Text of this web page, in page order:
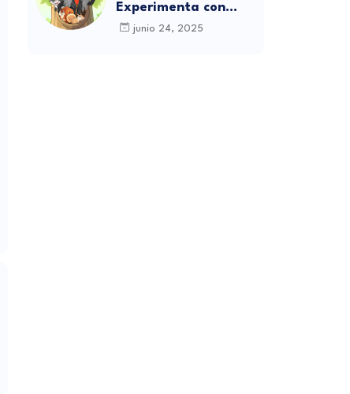
Experimenta con
Animales
junio 24, 2025